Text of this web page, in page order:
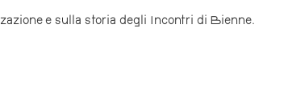
e sulla storia degli Incontri di Bienne.